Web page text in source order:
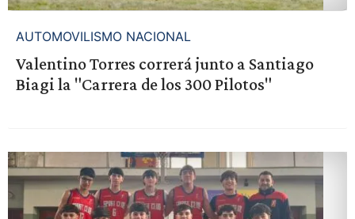
AUTOMOVILISMO NACIONAL
Valentino Torres correrá junto a Santiago
Biagi la "Carrera de los 300 Pilotos"